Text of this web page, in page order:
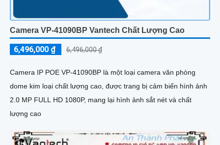
Camera VP-41090BP Vantech Chất Lượng Cao
6,496,000 ₫ 6,496,000 ₫
Camera IP POE VP-41090BP là một loại camera văn phòng
dome kim loại chất lượng cao, được trang bị cảm biến hình ảnh
2.0 MP FULL HD 1080P, mang lại hình ảnh sắt nét và chất
lượng cao